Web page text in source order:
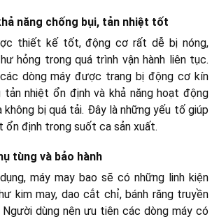
năng chống bụi, tản nhiệt tốt
thiết kế tốt, động cơ rất dễ bị nóng,
hỏng trong quá trình vận hành liên tục.
dòng máy được trang bị động cơ kín
tản nhiệt ổn định và khả năng hoạt động
không bị quá tải. Đây là những yếu tố giúp
ổn định trong suốt ca sản xuất.
tùng và bảo hành
máy may bao sẽ có những linh kiện
kim may, dao cắt chỉ, bánh răng truyền
dùng nên ưu tiên các dòng máy có